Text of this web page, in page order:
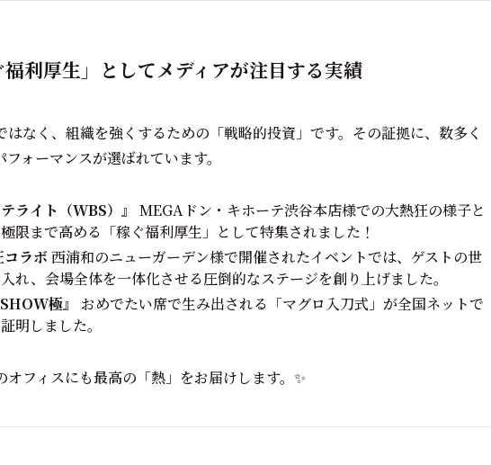
利厚生」としてメディアが注目する実績
なく、組織を強くするための「戦略的投資」です。その証拠に、数多く
ォーマンスが選ばれています。
ライト（WBS）』
MEGAドン・キホーテ渋谷本店様での大熱狂の様子と
限まで高める「稼ぐ福利厚生」として特集されました！
ラボ 西浦和のニューガーデン様で開催されたイベントでは、ゲストの世
れ、会場全体を一体化させる圧倒的なステージを創り上げました。
極』
おめでたい席で生み出される「マグロ入刀式」が全国ネットで
明しました。
フィスにも最高の「熱」をお届けします。✨